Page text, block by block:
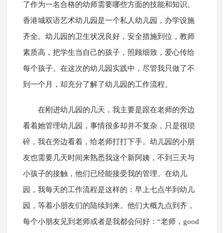
了作为一名合格的幼师需要哪些方面的技能和知识。
香港城双语艺术幼儿园是一个私人幼儿园，办学设施
齐全。幼儿园的卫生状况良好，安全措施到位，教师
素质高，把学生当自己的孩子，照顾细致，爱心传给
每个孩子。在这次的幼儿园实践中，尽管我只做了不
到一个月，却充分了解了幼儿园的工作流程。
在刚进幼儿园的几天，我主要是跟在老师的旁边
看着她管理幼儿园，事情很多却并不复杂，只是很琐
碎，我在旁边看着，给老师打打下手。幼儿园的小朋
友也需要几天时间来熟悉我这个新阿姨，不到三天与
小孩子的接触，他们已经能接受我的管理。在幼儿
园，我每天的工作流程是这样的：早上七点半到幼儿
园，等着小朋友们的陆续到来。他们大概九点到齐，
每个小朋友见到老师或者是我都会问好：“老师，good